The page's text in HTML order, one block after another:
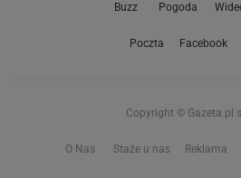
Buzz Pogoda
Poczta Facebook
Copyright © Gazeta.pl
O Nas Staże u nas Reklama